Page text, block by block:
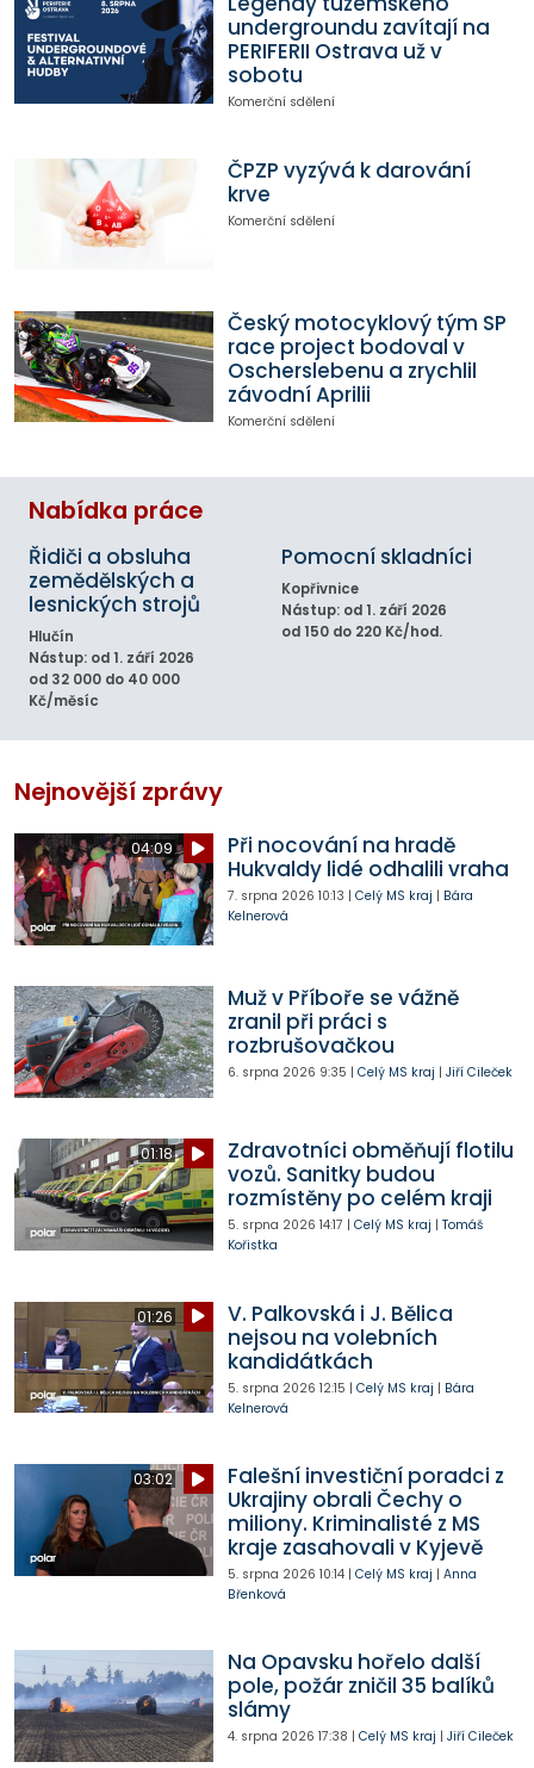
undergroundu zavítají na
PERIFERII Ostrava už v
sobotu
Komerční sdělení
ČPZP vyzývá k darování
krve
Komerční sdělení
Český motocyklový tým SP
race project bodoval v
Oscherslebenu a zrychlil
závodní Aprilii
Komerční sdělení
Nabídka práce
Řidiči a obsluha
zemědělských a
lesnických strojů
Hlučín
Nástup: od 1. září 2026
od 32 000 do 40 000
Kč/měsíc
Pomocní skladníci
Kopřivnice
Nástup: od 1. září 2026
od 150 do 220 Kč/hod.
Nejnovější zprávy
04:09
Při nocování na hradě
Hukvaldy lidé odhalili vraha
7. srpna 2026 10:13 | Celý MS kraj | Bára
Kelnerová
Muž v Příboře se vážně
zranil při práci s
rozbrušovačkou
6. srpna 2026 9:35 | Celý MS kraj | Jiří Cileček
01:18
Zdravotníci obměňují flotilu
vozů. Sanitky budou
rozmístěny po celém kraji
5. srpna 2026 14:17 | Celý MS kraj | Tomáš
Kořistka
01:26
V. Palkovská i J. Bělica
nejsou na volebních
kandidátkách
5. srpna 2026 12:15 | Celý MS kraj | Bára
Kelnerová
03:02
Falešní investiční poradci z
Ukrajiny obrali Čechy o
miliony. Kriminalisté z MS
kraje zasahovali v Kyjevě
5. srpna 2026 10:14| Celý MS kraj | Anna
Břenková
Na Opavsku hořelo další
pole, požár zničil 35 balíků
slámy
4. srpna 2026 17:38 | Celý MS kraj | Jiří Cileček